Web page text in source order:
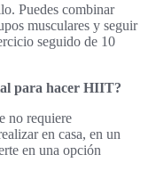
Puedes combinar
musculares y seguir
seguido de 10
para hacer HIIT?
no requiere
en casa, en un
en una opción